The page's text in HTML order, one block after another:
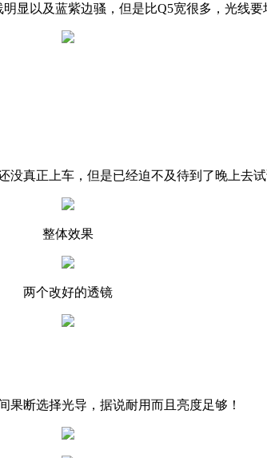
显以及蓝紫边骚，但是比Q5宽很多，光线要
真正上车，但是已经迫不及待到了晚上去试
整体效果
两个改好的透镜
果断选择光导，据说耐用而且亮度足够！